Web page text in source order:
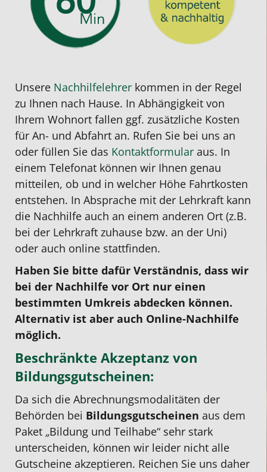
Unsere Nachhilfelehrer kommen in der Regel
zu Ihnen nach Hause. In Abhängigkeit von
Ihrem Wohnort fallen ggf. zusätzliche Kosten
für An- und Abfahrt an. Rufen Sie bei uns an
oder füllen Sie das Kontaktformular aus. In
einem Telefonat können wir Ihnen genau
mitteilen, ob und in welcher Höhe Fahrtkosten
entstehen. In Absprache mit der Lehrkraft kann
die Nachhilfe auch an einem anderen Ort (z.B.
bei der Lehrkraft zuhause bzw. an der Uni)
oder auch online stattfinden.
Haben Sie bitte dafür Verständnis, dass wir
bei der Nachhilfe vor Ort nur einen
bestimmten Umkreis abdecken können.
Alternativ ist aber auch Online-Nachhilfe
möglich.
Beschränkte Akzeptanz von
Bildungsgutscheinen:
Da sich die Abrechnungsmodalitäten der
Behörden bei Bildungsgutscheinen aus dem
Paket „Bildung und Teilhabe“ sehr stark
unterscheiden, können wir leider nicht alle
Gutscheine akzeptieren. Reichen Sie uns daher